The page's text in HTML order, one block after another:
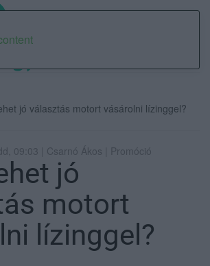
jó választás motort vásárolni lízinggel?
09:03 | Csarnó Ákos | Promóció
jó
motort
lízinggel?